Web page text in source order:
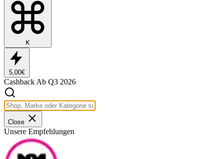
K
5,00€
CashbackAb Q3 2026
Close
Unsere Empfehlungen